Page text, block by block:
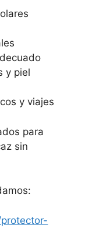
y piel
y viajes
para
sin